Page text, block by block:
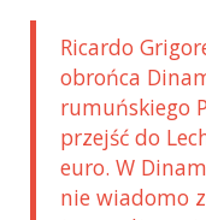
Ricardo
obrońca
rumuńskiego
przejść do
euro. W
nie wiadomo